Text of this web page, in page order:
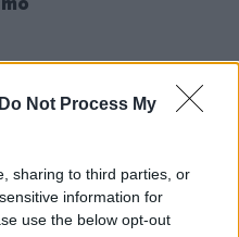
Do Not Process My
sharing to third parties, or
information for
use the below opt-out